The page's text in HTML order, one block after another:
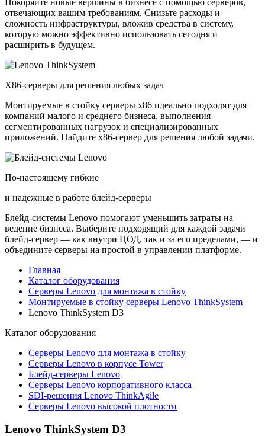
Покоряйте новые вершины в бизнесе с помощью серверов,
отвечающих вашим требованиям. Снизьте расходы и
сложность инфраструктуры, вложив средства в систему,
которую можно эффективно использовать сегодня и
расширить в будущем.
X86-серверы для решения любых задач
Монтируемые в стойку серверы x86 идеально подходят для
компаний малого и среднего бизнеса, выполнения
сегментированных нагрузок и специализированных
приложений. Найдите x86-сервер для решения любой задачи.
По-настоящему гибкие
и надежные в работе блейд-серверы
Блейд-системы Lenovo помогают уменьшить затраты на
ведение бизнеса. Выберите подходящий для каждой задачи
блейд-сервер — как внутри ЦОД, так и за его пределами, — и
объедините серверы на простой в управлении платформе.
Главная
Каталог оборудования
Серверы Lenovo для монтажа в стойку
Монтируемые в стойку серверы Lenovo ThinkSystem
Lenovo ThinkSystem D3
Каталог оборудования
Серверы Lenovo для монтажа в стойку
Серверы Lenovo в корпусе Tower
Блейд-серверы Lenovo
Cерверы Lenovo корпоративного класса
SDI-решения Lenovo ThinkAgile
Серверы Lenovo высокой плотности
Lenovo ThinkSystem D3